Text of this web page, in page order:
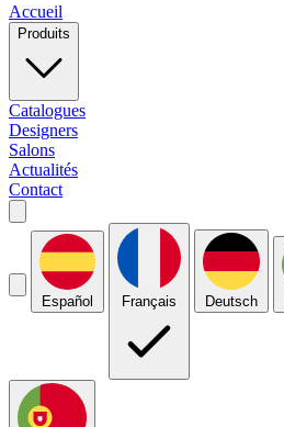
Accueil
Produits
Catalogues
Designers
Salons
Actualités
Contact
Español Français Deutsch